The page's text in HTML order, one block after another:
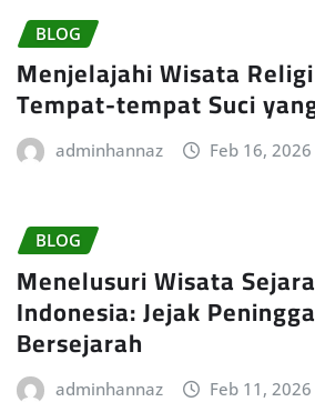
BLOG
Menjelajahi Wisata
Tempat-tempat Suci
adminhannaz Feb 16, 2026
BLOG
Menelusuri Wisata
Indonesia: Jejak
Bersejarah
adminhannaz Feb 11, 2026